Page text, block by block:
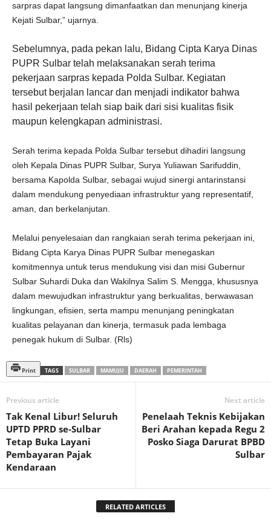
sarpras dapat langsung dimanfaatkan dan menunjang kinerja
Kejati Sulbar,” ujarnya.
Sebelumnya, pada pekan lalu, Bidang Cipta Karya Dinas
PUPR Sulbar telah melaksanakan serah terima
pekerjaan sarpras kepada Polda Sulbar. Kegiatan
tersebut berjalan lancar dan menjadi indikator bahwa
hasil pekerjaan telah siap baik dari sisi kualitas fisik
maupun kelengkapan administrasi.
Serah terima kepada Polda Sulbar tersebut dihadiri langsung
oleh Kepala Dinas PUPR Sulbar, Surya Yuliawan Sarifuddin,
bersama Kapolda Sulbar, sebagai wujud sinergi antarinstansi
dalam mendukung penyediaan infrastruktur yang representatif,
aman, dan berkelanjutan.
Melalui penyelesaian dan rangkaian serah terima pekerjaan ini,
Bidang Cipta Karya Dinas PUPR Sulbar menegaskan
komitmennya untuk terus mendukung visi dan misi Gubernur
Sulbar Suhardi Duka dan Wakilnya Salim S. Mengga, khususnya
dalam mewujudkan infrastruktur yang berkualitas, berwawasan
lingkungan, efisien, serta mampu menunjang peningkatan
kualitas pelayanan dan kinerja, termasuk pada lembaga
penegak hukum di Sulbar. (Rls)
Print TAGS SULBAR MAMUJU DAERAH PEMERINTAH
Previous article
Tak Kenal Libur! Seluruh
UPTD PPRD se-Sulbar
Tetap Buka Layani
Pembayaran Pajak
Kendaraan
Next article
Penelaah Teknis Kebijakan
Beri Arahan kepada Regu 2
Posko Siaga Darurat BPBD
Sulbar
RELATED ARTICLES